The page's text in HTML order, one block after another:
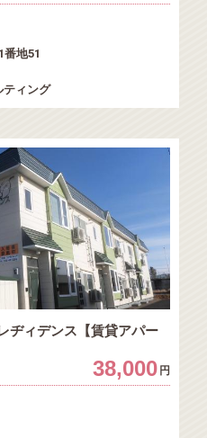
番地51
ティング
ヂィデンス【賃貸アパー
38,000 円